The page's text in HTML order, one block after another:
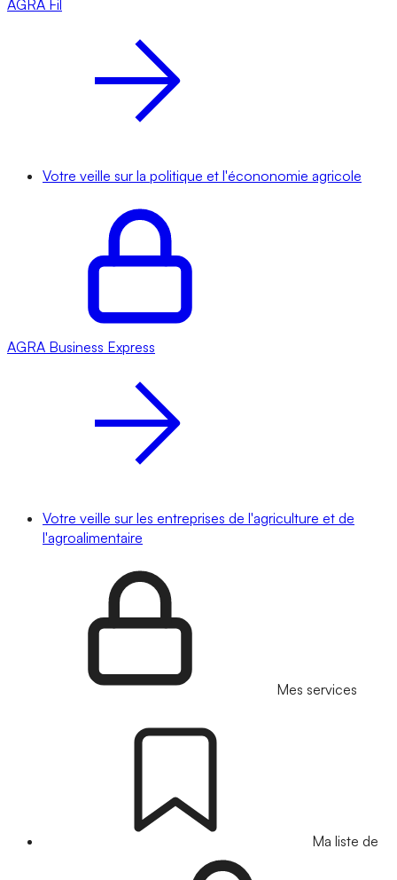
AGRA Fil
Votre veille sur la politique et l'écononomie agricole
AGRA Business Express
Votre veille sur les entreprises de l'agriculture et de
l'agroalimentaire
Mes services
Ma liste de